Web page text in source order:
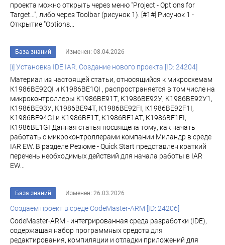
проекта можно открыть через меню "Project - Options for
Target…", либо через Toolbar (рисунок 1). [#1#] Рисунок 1 -
Открытие "Options...
База знаний Изменен: 08.04.2026
[i] Установка IDE IAR. Создание нового проекта [ID: 24204]
Материал из настоящей статьи, относящийся к микросхемам
К1986ВЕ92QI и К1986ВЕ1QI , распространяется в том числе на
микроконтроллеры К1986ВЕ91Т, К1986ВЕ92У, К1986ВЕ92У1,
К1986ВЕ93У, К1986ВЕ94Т, К1986ВЕ92FI, К1986ВЕ92F1I,
К1986ВЕ94GI и К1986ВЕ1Т, К1986ВЕ1АТ, К1986ВЕ1FI,
К1986ВЕ1GI Данная статья посвящена тому, как начать
работать с микроконтроллерами компании Миландр в среде
IAR EW. В разделе Резюме - Quick Start представлен краткий
перечень необходимых действий для начала работы в IAR
EW...
База знаний Изменен: 26.03.2026
Создаем проект в среде CodeMaster-ARM [ID: 24206]
CodeMaster-ARM - интегрированная среда разработки (IDE),
содержащая набор программных средств для
редактирования, компиляции и отладки приложений для